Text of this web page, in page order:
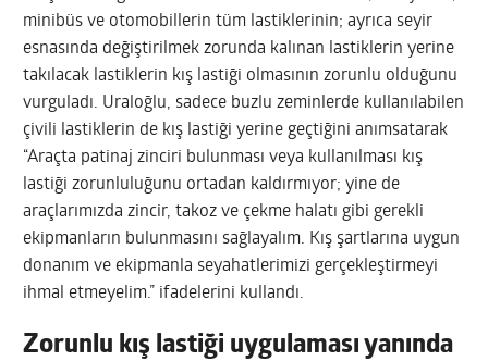
minibüs ve otomobillerin tüm lastiklerinin; ayrıca seyir
esnasında değiştirilmek zorunda kalınan lastiklerin yerine
takılacak lastiklerin kış lastiği olmasının zorunlu olduğunu
vurguladı. Uraloğlu, sadece buzlu zeminlerde kullanılabilen
çivili lastiklerin de kış lastiği yerine geçtiğini anımsatarak
“Araçta patinaj zinciri bulunması veya kullanılması kış
lastiği zorunluluğunu ortadan kaldırmıyor; yine de
araçlarımızda zincir, takoz ve çekme halatı gibi gerekli
ekipmanların bulunmasını sağlayalım. Kış şartlarına uygun
donanım ve ekipmanla seyahatlerimizi gerçekleştirmeyi
ihmal etmeyelim.” ifadelerini kullandı.
Zorunlu kış lastiği uygulaması yanında